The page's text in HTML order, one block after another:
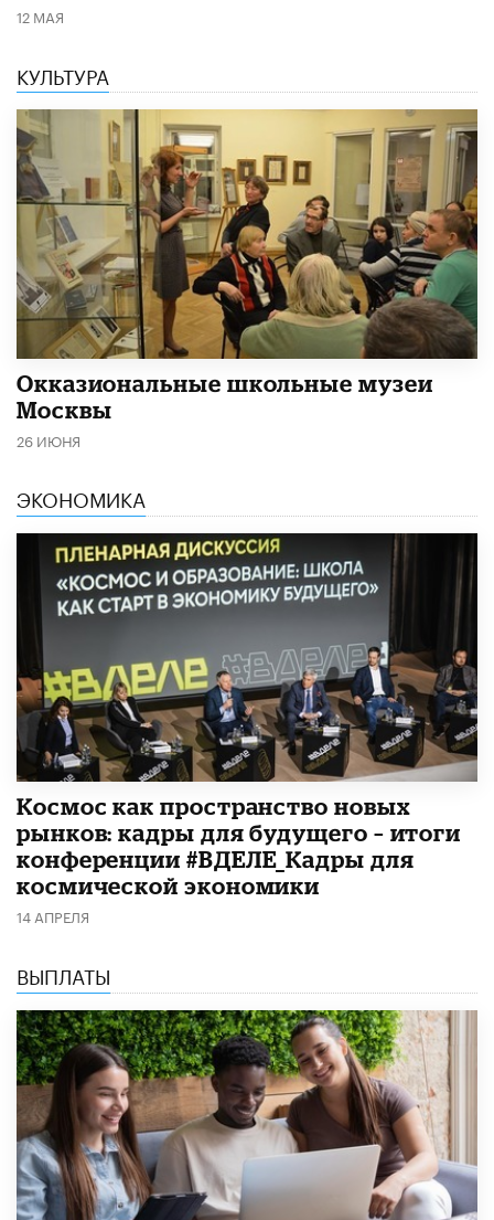
12 МАЯ
КУЛЬТУРА
​Окказиональные школьные музеи
Москвы
26 ИЮНЯ
ЭКОНОМИКА
Космос как пространство новых
рынков: кадры для будущего – итоги
конференции #ВДЕЛЕ_Кадры для
космической экономики
14 АПРЕЛЯ
ВЫПЛАТЫ